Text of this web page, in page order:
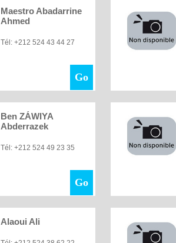
Maestro Abadarrine
Ahmed
Tél: +212 524 43 44 27
Go
Ben ZÁWIYA
Abderrazek
Tél: +212 524 49 23 35
Go
Alaoui Ali